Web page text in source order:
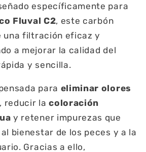
específicamente para
Fluval C2, este carbón
filtración eficaz y
a mejorar la calidad del
y sencilla.
para eliminar olores
, reducir lacoloración
y retener impurezas que
bienestar de los peces y a la
Gracias a ello,